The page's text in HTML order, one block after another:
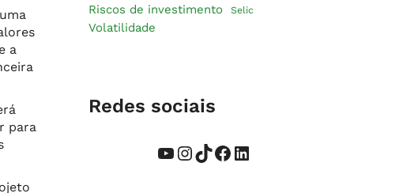
a
para
Riscos de investimento Selic
Volatilidade
Redes sociais